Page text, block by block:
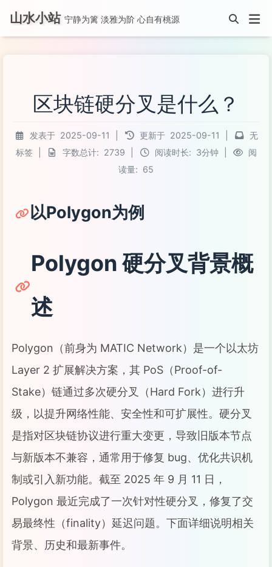
山水小站 宁静为篱 淡雅为阶 心自有桃源
区块链硬分叉是什么？
发表于 2025-09-11 更新于 2025-09-11
无
标签
字数总计: 2739 阅读时长: 3分钟
阅
读量: 65
以Polygon为例
Polygon 硬分叉背景概
述
Polygon（前身为 MATIC Network）是一个以太坊
Layer 2 扩展解决方案，其 PoS（Proof-of-
Stake）链通过多次硬分叉（Hard Fork）进行升
级，以提升网络性能、安全性和可扩展性。硬分叉
是指对区块链协议进行重大变更，导致旧版本节点
与新版本不兼容，通常用于修复 bug、优化共识机
制或引入新功能。截至 2025 年 9 月 11 日，
Polygon 最近完成了一次针对性硬分叉，修复了交
易最终性（finality）延迟问题。下面详细说明相关
背景、历史和最新事件。